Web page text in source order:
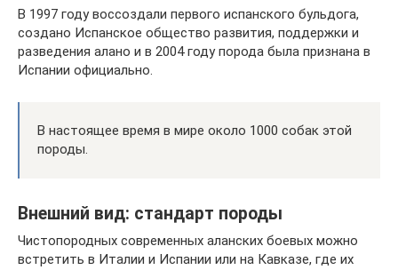
В 1997 году воссоздали первого испанского бульдога,
создано Испанское общество развития, поддержки и
разведения алано и в 2004 году порода была признана в
Испании официально.
В настоящее время в мире около 1000 собак этой
породы.
Внешний вид: стандарт породы
Чистопородных современных аланских боевых можно
встретить в Италии и Испании или на Кавказе, где их